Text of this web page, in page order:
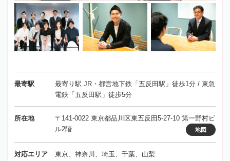
最寄駅
最寄り駅 JR・都営地下鉄「五反田駅」徒歩1分 / 東急
電鉄「五反田駅」徒歩5分
所在地
〒141-0022 東京都品川区東五反田5-27-10 第一野村ビ
ル2階
地図
対応エリア 東京、神奈川、埼玉、千葉、山梨